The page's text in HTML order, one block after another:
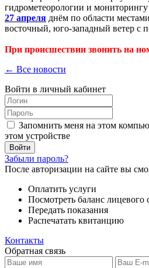
гидрометеорологии и
27 апреля днём по области
восточный, юго-западный ветер с
При происшествии звонить на
← Все новости
Войти в личный кабинет
Запомнить меня на этом
этом устройстве
Забыли пароль?
После авторизации на сайте вы
Оплатить услуги
Посмотреть баланс лицевого
Передать показания
Распечатать квитанцию
Контакты
Обратная связь